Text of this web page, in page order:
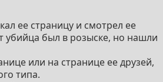
ее страницу и смотрел ее
убийца был в розыске, но нашли
или на странице ее друзей,
типа.